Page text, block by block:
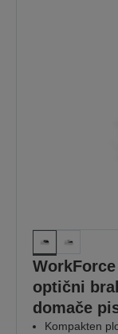
optični
domače
Kompakten